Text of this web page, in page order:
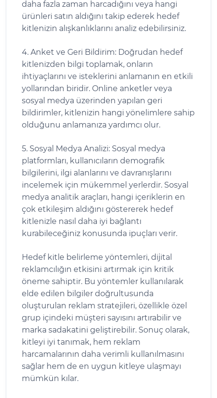
daha fazla zaman harcadığını veya hangi
ürünleri satın aldığını takip ederek hedef
kitlenizin alışkanlıklarını analiz edebilirsiniz.
4. Anket ve Geri Bildirim: Doğrudan hedef
kitlenizden bilgi toplamak, onların
ihtiyaçlarını ve isteklerini anlamanın en etkili
yollarından biridir. Online anketler veya
sosyal medya üzerinden yapılan geri
bildirimler, kitlenizin hangi yönelimlere sahip
olduğunu anlamanıza yardımcı olur.
5. Sosyal Medya Analizi: Sosyal medya
platformları, kullanıcıların demografik
bilgilerini, ilgi alanlarını ve davranışlarını
incelemek için mükemmel yerlerdir. Sosyal
medya analitik araçları, hangi içeriklerin en
çok etkileşim aldığını göstererek hedef
kitlenizle nasıl daha iyi bağlantı
kurabileceğiniz konusunda ipuçları verir.
Hedef kitle belirleme yöntemleri, dijital
reklamcılığın etkisini artırmak için kritik
öneme sahiptir. Bu yöntemler kullanılarak
elde edilen bilgiler doğrultusunda
oluşturulan reklam stratejileri, özellikle özel
grup içindeki müşteri sayısını artırabilir ve
marka sadakatini geliştirebilir. Sonuç olarak,
kitleyi iyi tanımak, hem reklam
harcamalarının daha verimli kullanılmasını
sağlar hem de en uygun kitleye ulaşmayı
mümkün kılar.